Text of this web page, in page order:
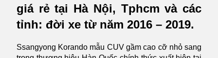
giá rẻ tại Hà Nội, Tphcm và các
tỉnh: đời xe từ năm 2016 – 2019.
Ssangyong Korando mẫu CUV gầm cao cỡ nhỏ sang